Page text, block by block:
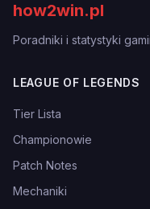
how2win.pl
Poradniki i statystyki
LEAGUE OF LEGENDS
Tier Lista
Championowie
Patch Notes
Mechaniki